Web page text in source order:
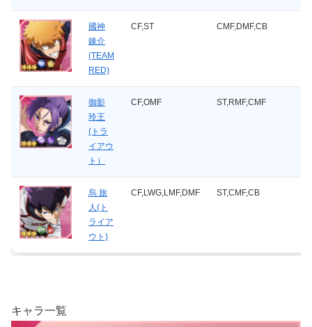
國神
錬介
(TEAM
RED)
CF,ST CMF,DMF,CB
御影
玲王
(トラ
イアウ
ト）
CF,OMF ST,RMF,CMF
烏 旅
人(ト
ライア
ウト)
CF,LWG,LMF,DMF ST,CMF,CB
キャラ一覧